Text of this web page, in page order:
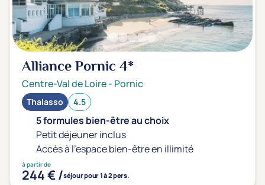
Alliance Pornic4*
Centre-Val de Loire- Pornic
Thalasso 4.5
5 formules bien-être au choix
Petit déjeuner inclus
Accès à l'espace bien-être en illimité
à partir de
244 € /séjour pour 1 à 2 pers.